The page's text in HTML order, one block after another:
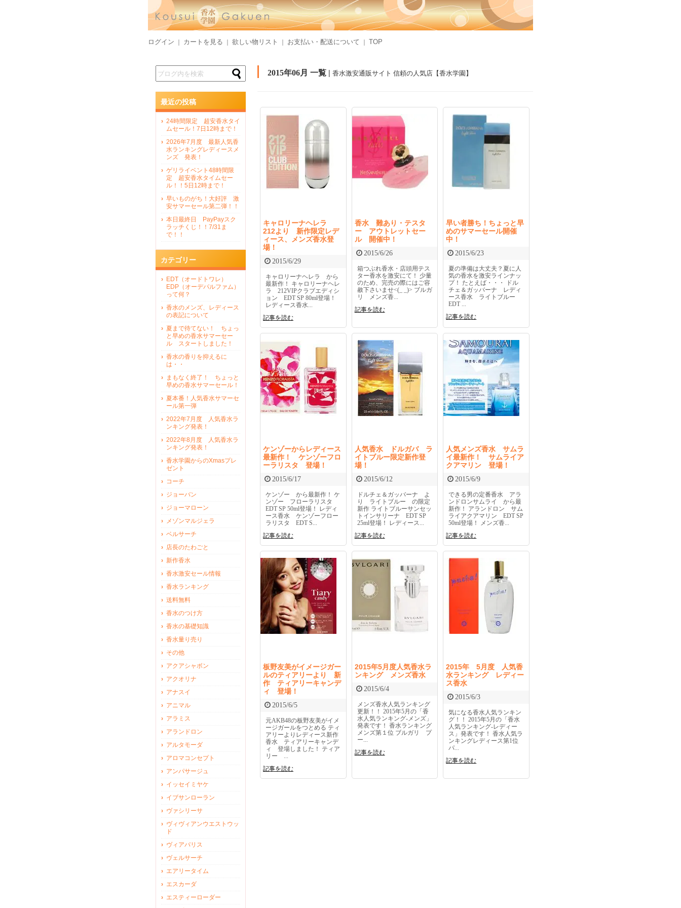
ログイン カートを見る 欲しい物リスト お支払い・配送について TOP
2015年06月 一覧 | 香水激安通販サイト 信頼の人気店【香水学園】
キャロリーナヘレラ
212より 新作限定レデ
ィース、メンズ香水登
場！
2015/6/29
キャロリーナヘレラ から
最新作！ キャロリーナヘレ
ラ 212VIPクラブエディシ
ョン EDT SP 80ml登場！
レディース香水...
記事を読む
香水 難あり・テスタ
ー アウトレットセー
ル 開催中！
2015/6/26
箱つぶれ香水・店頭用テス
ター香水を激安にて！ 少量
のため、完売の際にはご容
赦下さいませ<(_ _)> ブルガ
リ メンズ香...
記事を読む
早い者勝ち！ちょっと早
めのサマーセール開催
中！
2015/6/23
夏の準備は大丈夫？夏に人
気の香水を激安ラインナッ
プ！ たとえば・・・ ドル
チェ＆ガッバーナ レディ
ース香水 ライトブルー
EDT ...
記事を読む
ケンゾーからレディース
最新作！ ケンゾーフロ
ーラリスタ 登場！
2015/6/17
ケンゾー から最新作！ ケ
ンゾー フローラリスタ
EDT SP 50ml登場！ レディ
ース香水 ケンゾーフロー
ラリスタ EDT S...
記事を読む
人気香水 ドルガバ ラ
イトブルー限定新作登
場！
2015/6/12
ドルチェ＆ガッバーナ よ
り ライトブルー の限定
新作 ライトブルーサンセッ
トインサリーナ EDT SP
25ml登場！ レディース...
記事を読む
人気メンズ香水 サムラ
イ最新作！ サムライア
クアマリン 登場！
2015/6/9
できる男の定番香水 アラ
ンドロンサムライ から最
新作！ アランドロン サム
ライアクアマリン EDT SP
50ml登場！ メンズ香...
記事を読む
板野友美がイメージガー
ルのティアリーより 新
作 ティアリーキャンデ
ィ 登場！
2015/6/5
元AKB48の板野友美がイメ
ージガールをつとめる ティ
アリーよりレディース新作
香水 ティアリーキャンデ
ィ 登場しました！ ティア
リー ...
記事を読む
2015年5月度人気香水ラ
ンキング メンズ香水
2015/6/4
メンズ香水人気ランキング
更新！！ 2015年5月の「香
水人気ランキング-メンズ」
発表です！ 香水ランキング
メンズ第１位 ブルガリ プ
ー...
記事を読む
2015年 5月度 人気香
水ランキング レディー
ス香水
2015/6/3
気になる香水人気ランキン
グ！！ 2015年5月の「香水
人気ランキング-レディー
ス」発表です！ 香水人気ラ
ンキングレディース第1位
パ...
記事を読む
最近の投稿
24時間限定 超安香水タイ
ムセール！7日12時まで！
2026年7月度 最新人気香
水ランキングレディースメ
ンズ 発表！
ゲリライベント48時間限
定 超安香水タイムセー
ル！！5日12時まで！
早いものがち！大好評 激
安サマーセール第二弾！！
本日最終日 PayPayスク
ラッチくじ！！7/31ま
で！！
カテゴリー
EDT（オードトワレ）
EDP（オーデパルファム）
って何？
香水のメンズ、レディース
の表記について
夏まで待てない！ ちょっ
と早めの香水サマーセー
ル スタートしました！
香水の香りを抑えるに
は・・
まもなく終了！ ちょっと
早めの香水サマーセール！
夏本番！人気香水サマーセ
ール第一弾
2022年7月度 人気香水ラ
ンキング発表！
2022年8月度 人気香水ラ
ンキング発表！
香水学園からのXmasプレ
ゼント
コーチ
ジョーバン
ジョーマローン
メゾンマルジェラ
ベルサーチ
店長のたわごと
新作香水
香水激安セール情報
香水ランキング
送料無料
香水のつけ方
香水の基礎知識
香水量り売り
その他
アクアシャボン
アクオリナ
アナスイ
アニマル
アラミス
アランドロン
アルタモーダ
アロマコンセプト
アンパサージュ
イッセイミヤケ
イブサンローラン
ヴァシリーサ
ヴィヴィアンウエストウッ
ド
ヴィアパリス
ヴェルサーチ
エアリータイム
エスカーダ
エスティーローダー